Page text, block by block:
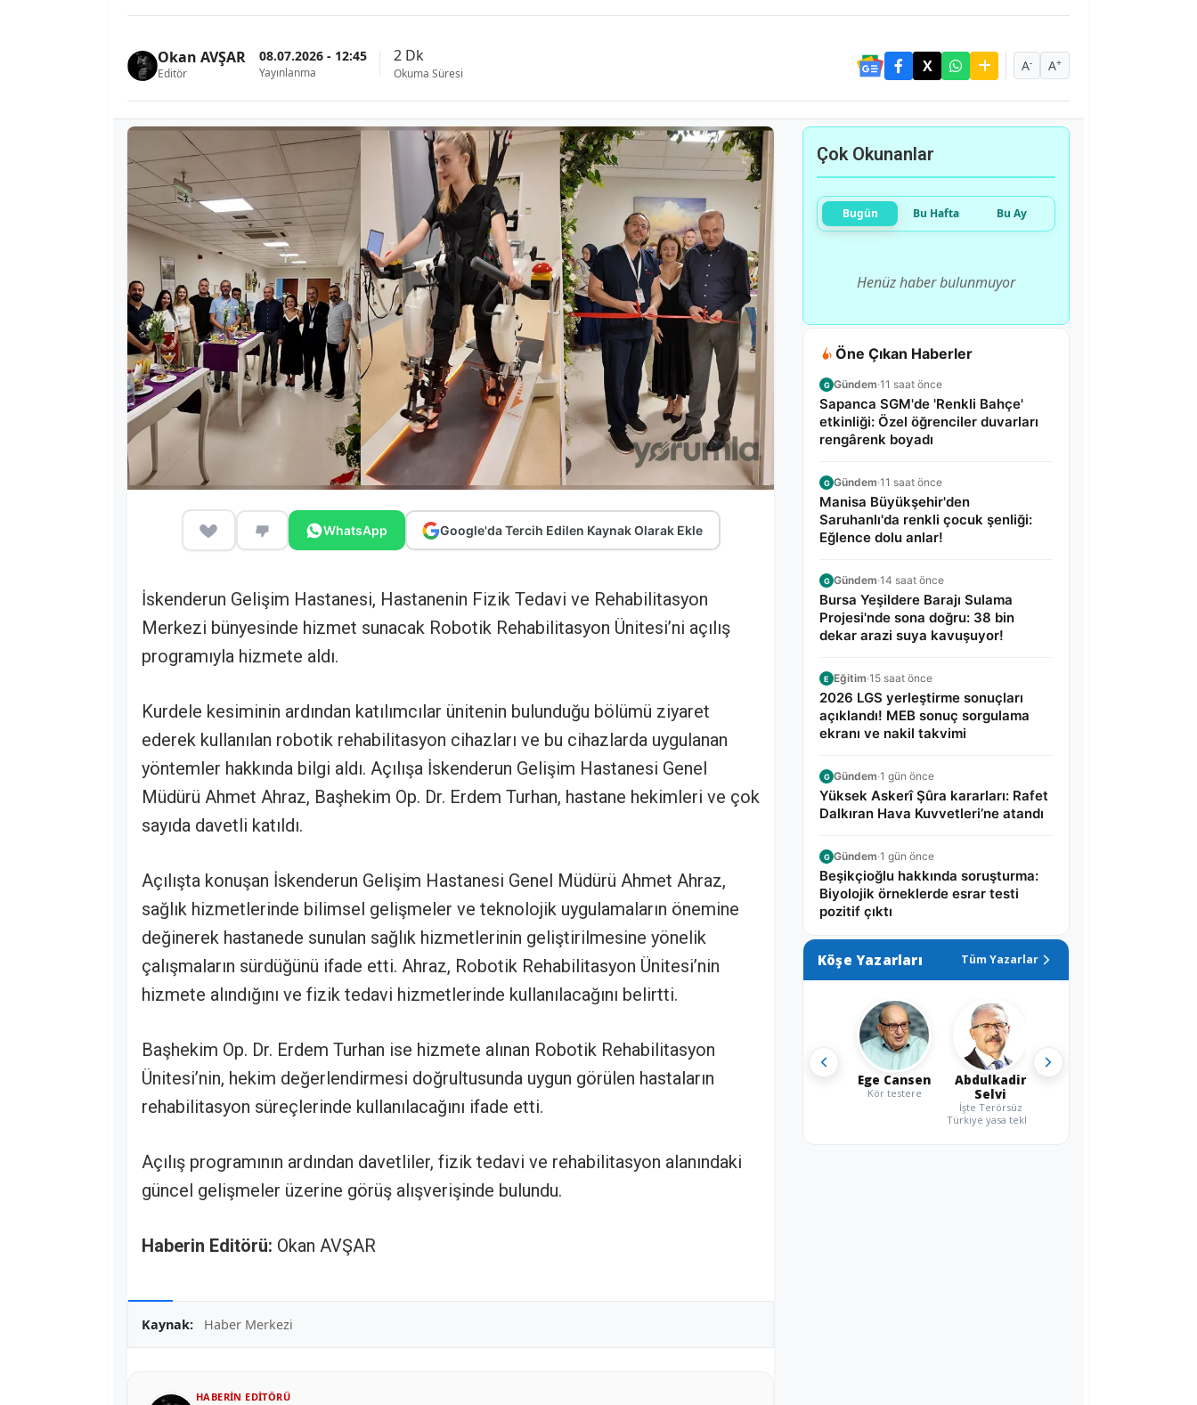
Okan AVŞAR
Editör
08.07.2026 - 12:45
Yayınlanma
2 Dk
Okuma Süresi A- A+
WhatsApp Google'da Tercih Edilen Kaynak Olarak Ekle
İskenderun Gelişim Hastanesi, Hastanenin Fizik Tedavi ve Rehabilitasyon
Merkezi bünyesinde hizmet sunacak Robotik Rehabilitasyon Ünitesi’ni açılış
programıyla hizmete aldı.
Kurdele kesiminin ardından katılımcılar ünitenin bulunduğu bölümü ziyaret
ederek kullanılan robotik rehabilitasyon cihazları ve bu cihazlarda uygulanan
yöntemler hakkında bilgi aldı. Açılışa İskenderun Gelişim Hastanesi Genel
Müdürü Ahmet Ahraz, Başhekim Op. Dr. Erdem Turhan, hastane hekimleri ve çok
sayıda davetli katıldı.
Açılışta konuşan İskenderun Gelişim Hastanesi Genel Müdürü Ahmet Ahraz,
sağlık hizmetlerinde bilimsel gelişmeler ve teknolojik uygulamaların önemine
değinerek hastanede sunulan sağlık hizmetlerinin geliştirilmesine yönelik
çalışmaların sürdüğünü ifade etti. Ahraz, Robotik Rehabilitasyon Ünitesi’nin
hizmete alındığını ve fizik tedavi hizmetlerinde kullanılacağını belirtti.
Başhekim Op. Dr. Erdem Turhan ise hizmete alınan Robotik Rehabilitasyon
Ünitesi’nin, hekim değerlendirmesi doğrultusunda uygun görülen hastaların
rehabilitasyon süreçlerinde kullanılacağını ifade etti.
Açılış programının ardından davetliler, fizik tedavi ve rehabilitasyon alanındaki
güncel gelişmeler üzerine görüş alışverişinde bulundu.
Haberin Editörü: Okan AVŞAR
Kaynak: Haber Merkezi
HABERIN EDITÖRÜ
Çok Okunanlar
Bugün Bu Hafta Bu Ay
Henüz haber bulunmuyor
Öne Çıkan Haberler
G Gündem·11 saat önce
Sapanca SGM'de 'Renkli Bahçe'
etkinliği: Özel öğrenciler duvarları
rengârenk boyadı
G Gündem·11 saat önce
Manisa Büyükşehir'den
Saruhanlı'da renkli çocuk şenliği:
Eğlence dolu anlar!
G Gündem·14 saat önce
Bursa Yeşildere Barajı Sulama
Projesi'nde sona doğru: 38 bin
dekar arazi suya kavuşuyor!
E Eğitim·15 saat önce
2026 LGS yerleştirme sonuçları
açıklandı! MEB sonuç sorgulama
ekranı ve nakil takvimi
G Gündem·1 gün önce
Yüksek Askerî Şûra kararları: Rafet
Dalkıran Hava Kuvvetleri’ne atandı
G Gündem·1 gün önce
Beşikçioğlu hakkında soruşturma:
Biyolojik örneklerde esrar testi
pozitif çıktı
Köşe Yazarları Tüm Yazarlar
Ege Cansen
Kör testere
Abdulkadir
Selvi
İşte Terörsüz
Türkiye yasa teklifi